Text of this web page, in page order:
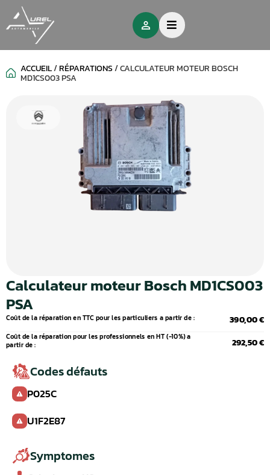
ACCUEIL/RÉPARATIONS/CALCULATEUR MOTEUR BOSCH
MD1CS003 PSA
Calculateur moteur Bosch MD1CS003
PSA
Coût de la réparation en TTC pour les particuliers a partir de : 390,00 €
Coût de la réparation pour les professionnels en HT (-10%) a
partir de :
292,50 €
Codes défauts
P025C
U1F2E87
Symptomes